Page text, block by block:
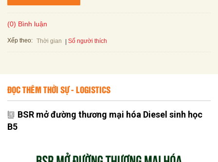
(0) Bình luận
Xếp theo: Thời gian Số người thích
ĐỌC THÊM THỜI SỰ - LOGISTICS
BSR mở đường thương mại hóa Diesel sinh học
B5